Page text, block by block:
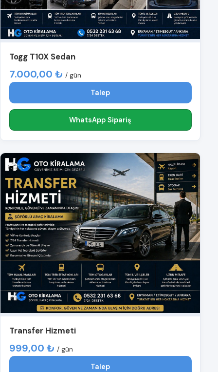
Togg T10X Sedan
7.000,00 ₺ / gün
Talep
WhatsApp Sipariş
Transfer Hizmeti
999,00 ₺ / gün
Talep